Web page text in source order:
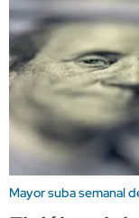
Mayor suba semanal